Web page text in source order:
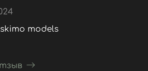
models